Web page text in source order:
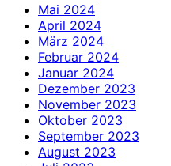
Mai 2024
April 2024
März 2024
Februar 2024
Januar 2024
Dezember 2023
November 2023
Oktober 2023
September 2023
August 2023